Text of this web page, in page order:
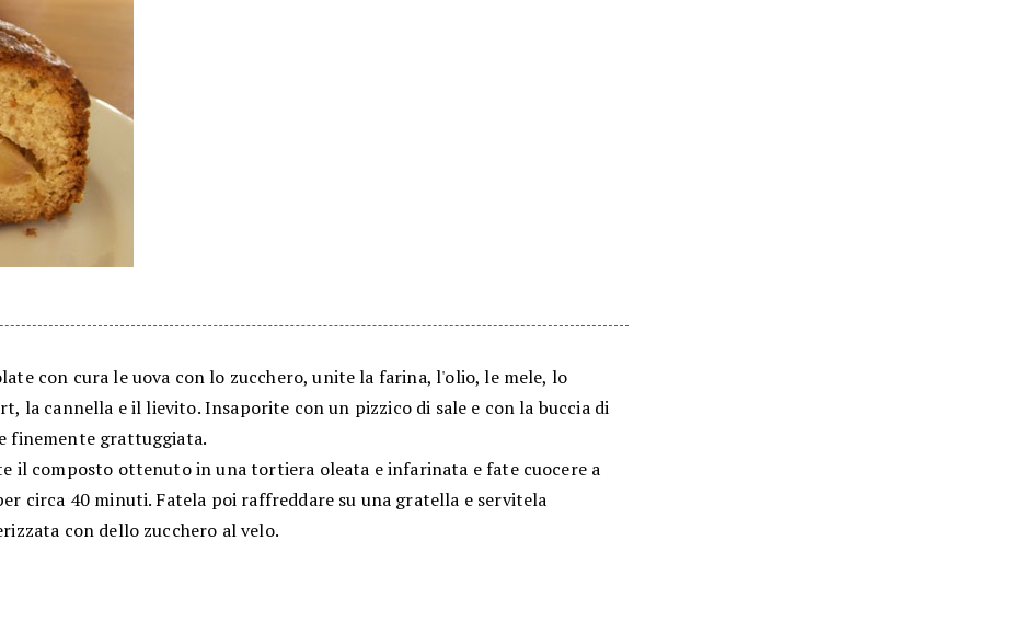
con cura le uova con lo zucchero, unite la farina, l'olio, le mele, lo
la cannella e il lievito. Insaporite con un pizzico di sale e con la buccia di
finemente grattuggiata.
il composto ottenuto in una tortiera oleata e infarinata e fate cuocere a
circa 40 minuti. Fatela poi raffreddare su una gratella e servitela
con dello zucchero al velo.